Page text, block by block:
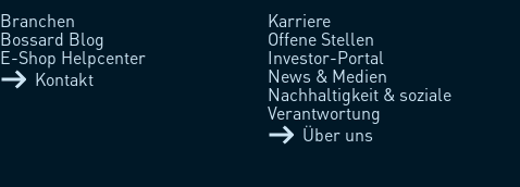
Branchen
Bossard Blog
E-Shop Helpcenter
Kontakt
Karriere
Offene Stellen
Investor-Portal
News & Medien
Nachhaltigkeit & soziale
Verantwortung
Über uns